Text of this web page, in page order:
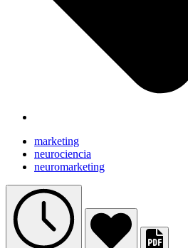
marketing
neurociencia
neuromarketing